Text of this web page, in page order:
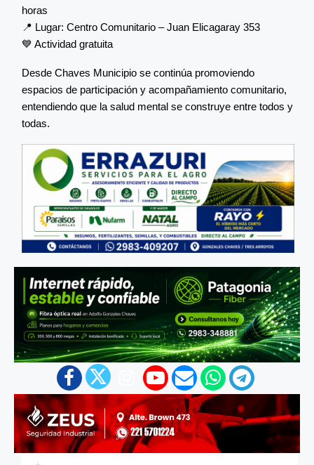
horas
📍 Lugar: Centro Comunitario – Juan Elicagaray 353
💙 Actividad gratuita
Desde Chaves Municipio se continúa promoviendo
espacios de participación y acompañamiento comunitario,
entendiendo que la salud mental se construye entre todos y
todas.